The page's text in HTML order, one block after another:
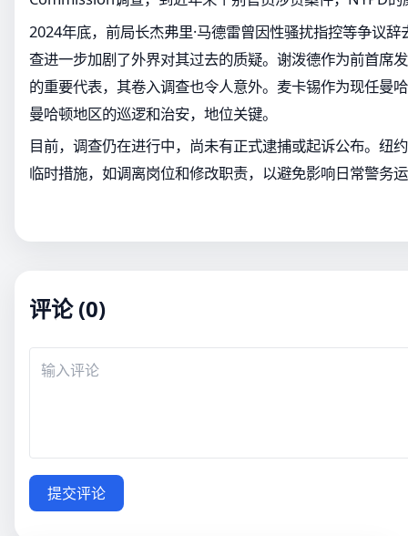
2024年底，前局长杰弗里·马德雷曾因性骚扰指控等争议
查进一步加剧了外界对其过去的质疑。谢泼德作为前首席
的重要代表，其卷入调查也令人意外。麦卡锡作为现任曼
曼哈顿地区的巡逻和治安，地位关键。
目前，调查仍在进行中，尚未有正式逮捕或起诉公布。纽
临时措施，如调离岗位和修改职责，以避免影响日常警务
评论 (0)
提交评论